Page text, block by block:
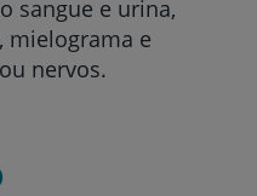
sangue e urina,
mielograma e
nervos.